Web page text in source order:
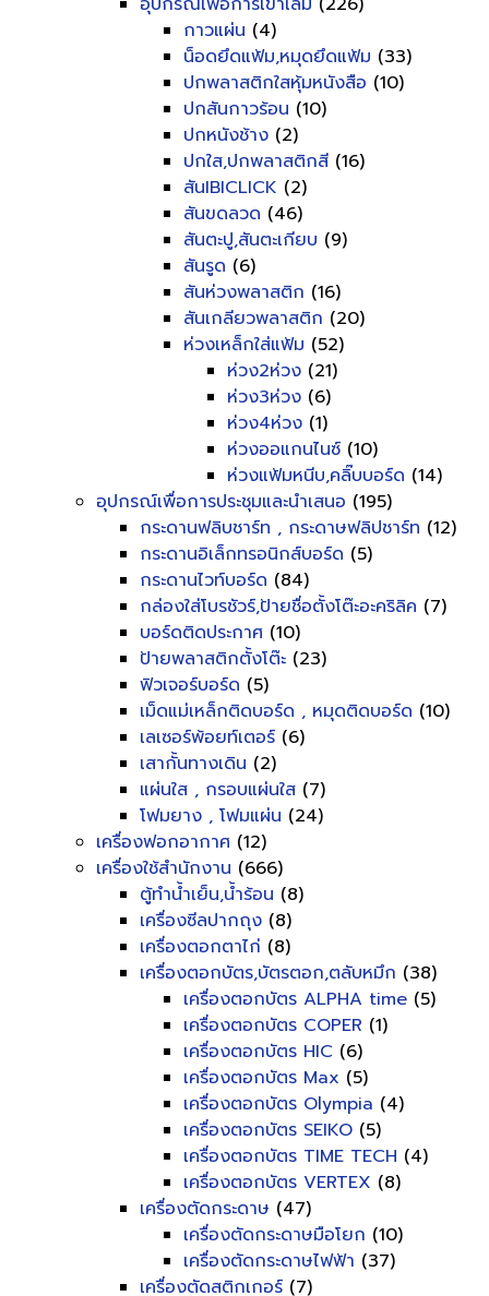
กาวแผ่น (4)
น็อดยึดแฟ้ม,หมุดยึดแฟ้ม (33)
ปกพลาสติกใสหุ้มหนังสือ (10)
ปกสันกาวร้อน (10)
ปกหนังช้าง (2)
ปกใส,ปกพลาสติกสี (16)
สันIBICLICK (2)
สันขดลวด (46)
สันตะปู,สันตะเกียบ (9)
สันรูด (6)
สันห่วงพลาสติก (16)
สันเกลียวพลาสติก (20)
ห่วงเหล็กใส่แฟ้ม (52)
ห่วง2ห่วง (21)
ห่วง3ห่วง (6)
ห่วง4ห่วง (1)
ห่วงออแกนไนซ์ (10)
ห่วงแฟ้มหนีบ,คลิ๊บบอร์ด (14)
อุปกรณ์เพื่อการประชุมและนำเสนอ (195)
กระดานฟลิบชาร์ท , กระดาษฟลิปชาร์ท (12)
กระดานอิเล็กทรอนิกส์บอร์ด (5)
กระดานไวท์บอร์ด (84)
กล่องใส่โบรชัวร์,ป้ายชื่อตั้งโต๊ะอะคริลิค (7)
บอร์ดติดประกาศ (10)
ป้ายพลาสติกตั้งโต๊ะ (23)
ฟิวเจอร์บอร์ด (5)
เม็ดแม่เหล็กติดบอร์ด , หมุดติดบอร์ด (10)
เลเซอร์พ้อยท์เตอร์ (6)
เสากั้นทางเดิน (2)
แผ่นใส , กรอบแผ่นใส (7)
โฟมยาง , โฟมแผ่น (24)
เครื่องฟอกอากาศ (12)
เครื่องใช้สำนักงาน (666)
ตู้ทำน้ำเย็น,น้ำร้อน (8)
เครื่องซีลปากถุง (8)
เครื่องตอกตาไก่ (8)
เครื่องตอกบัตร,บัตรตอก,ตลับหมึก (38)
เครื่องตอกบัตร ALPHA time (5)
เครื่องตอกบัตร COPER (1)
เครื่องตอกบัตร HIC (6)
เครื่องตอกบัตร Max (5)
เครื่องตอกบัตร Olympia (4)
เครื่องตอกบัตร SEIKO (5)
เครื่องตอกบัตร TIME TECH (4)
เครื่องตอกบัตร VERTEX (8)
เครื่องตัดกระดาษ (47)
เครื่องตัดกระดาษมือโยก (10)
เครื่องตัดกระดาษไฟฟ้า (37)
เครื่องตัดสติกเกอร์ (7)